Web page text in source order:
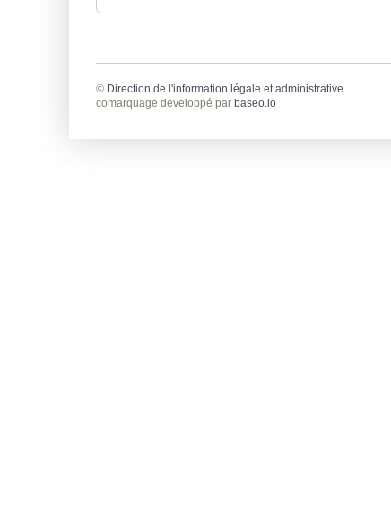
© Direction de l'information légale et administrative
comarquage developpé par baseo.io